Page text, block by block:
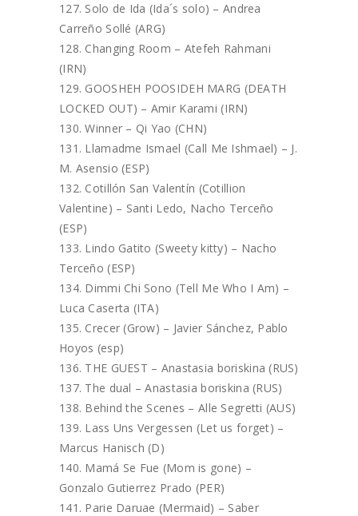
Solo de Ida (Ida´s solo) – Andrea
Carreño Sollé (ARG)
Changing Room – Atefeh Rahmani
(IRN)
GOOSHEH POOSIDEH MARG (DEATH
LOCKED OUT) – Amir Karami (IRN)
Winner – Qi Yao (CHN)
Llamadme Ismael (Call Me Ishmael) – J.
M. Asensio (ESP)
Cotillón San Valentín (Cotillion
Valentine) – Santi Ledo, Nacho Terceño
(ESP)
Lindo Gatito (Sweety kitty) – Nacho
Terceño (ESP)
Dimmi Chi Sono (Tell Me Who I Am) –
Luca Caserta (ITA)
Crecer (Grow) – Javier Sánchez, Pablo
Hoyos (esp)
THE GUEST – Anastasia boriskina (RUS)
The dual – Anastasia boriskina (RUS)
Behind the Scenes – Alle Segretti (AUS)
Lass Uns Vergessen (Let us forget) –
Marcus Hanisch (D)
Mamá Se Fue (Mom is gone) –
Gonzalo Gutierrez Prado (PER)
Parie Daruae (Mermaid) – Saber